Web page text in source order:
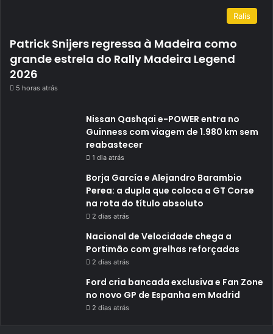
Ralis
Patrick Snijers regressa à Madeira como
grande estrela do Rally Madeira Legend
2026
5 horas atrás
Nissan Qashqai e-POWER entra no
Guinness com viagem de 1.980 km sem
reabastecer
1 dia atrás
Borja García e Alejandro Barambio
Perea: a dupla que coloca a GT Corse
na rota do título absoluto
2 dias atrás
Nacional de Velocidade chega a
Portimão com grelhas reforçadas
2 dias atrás
Ford cria bancada exclusiva e Fan Zone
no novo GP de Espanha em Madrid
2 dias atrás